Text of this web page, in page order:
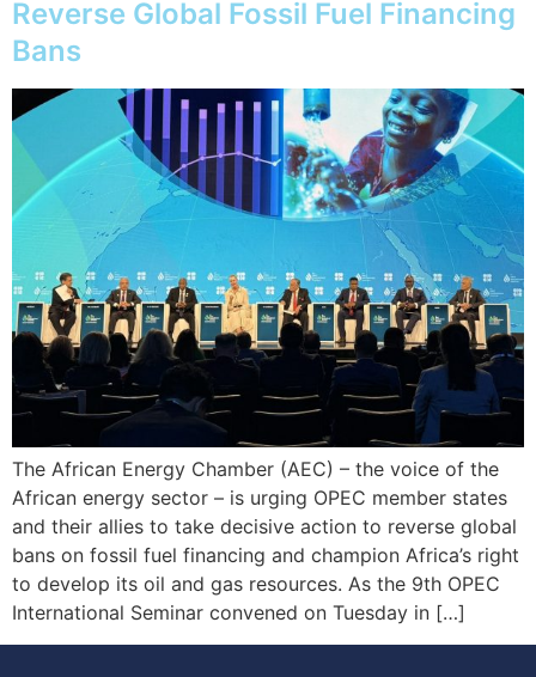
Reverse Global Fossil Fuel Financing
Bans
The African Energy Chamber (AEC) – the voice of the
African energy sector – is urging OPEC member states
and their allies to take decisive action to reverse global
bans on fossil fuel financing and champion Africa’s right
to develop its oil and gas resources. As the 9th OPEC
International Seminar convened on Tuesday in […]